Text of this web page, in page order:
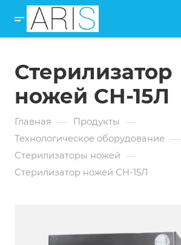
Стерилизатор
ножей СН-15Л
Главная — Продукты —
Технологическое оборудование —
Стерилизаторы ножей —
Стерилизатор ножей СН-15Л